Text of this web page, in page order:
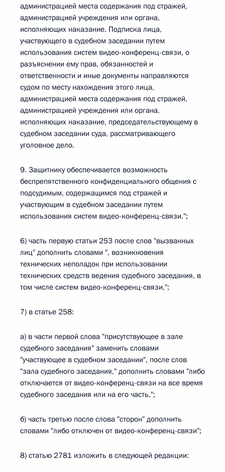
администрацией места содержания под стражей,
администрацией учреждения или органа,
исполняющих наказание. Подписка лица,
участвующего в судебном заседании путем
использования систем видео-конференц-связи, о
разъяснении ему прав, обязанностей и
ответственности и иные документы направляются
судом по месту нахождения этого лица,
администрацией места содержания под стражей,
администрацией учреждения или органа,
исполняющих наказание, председательствующему в
судебном заседании суда, рассматривающего
уголовное дело.
9. Защитнику обеспечивается возможность
беспрепятственного конфиденциального общения с
подсудимым, содержащимся под стражей и
участвующим в судебном заседании путем
использования систем видео-конференц-связи.";
6) часть первую статьи 253 после слов "вызванных
лиц" дополнить словами ", возникновения
технических неполадок при использовании
технических средств ведения судебного заседания, в
том числе систем видео-конференц-связи,";
7) в статье 258:
а) в части первой слова "присутствующее в зале
судебного заседания" заменить словами
"участвующее в судебном заседании", после слов
"зала судебного заседания," дополнить словами "либо
отключается от видео-конференц-связи на все время
судебного заседания или на его часть,";
б) часть третью после слова "сторон" дополнить
словами "либо отключен от видео-конференц-связи";
8) статью 2781 изложить в следующей редакции: